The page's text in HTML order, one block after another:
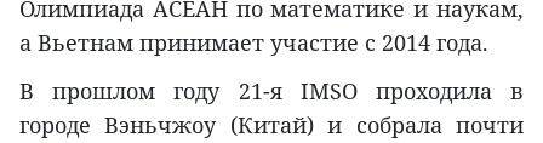
Олимпиада АСЕАН по математике и наукам,
а Вьетнам принимает участие с 2014 года.
В прошлом году 21-я IMSO проходила в
городе Вэньчжоу (Китай) и собрала почти